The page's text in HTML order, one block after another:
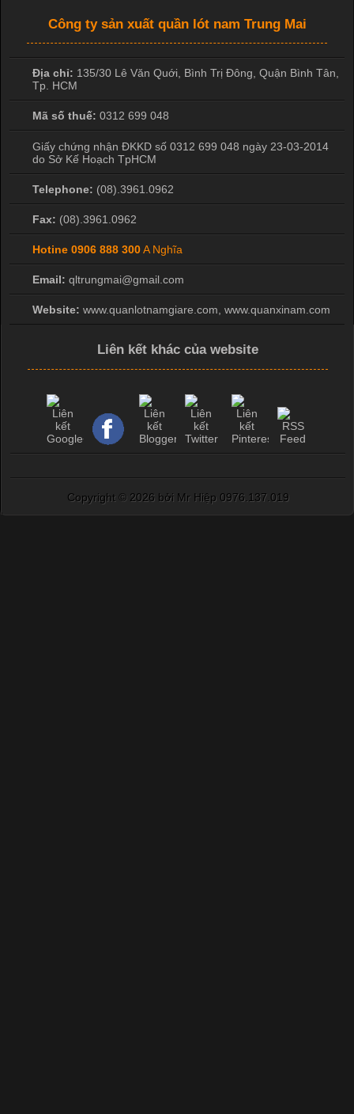
Công ty sản xuất quần lót nam Trung Mai
Địa chỉ: 135/30 Lê Văn Quới, Bình Trị Đông, Quận Bình Tân,
Tp. HCM
Mã số thuế: 0312 699 048
Giấy chứng nhận ĐKKD số 0312 699 048 ngày 23-03-2014
do Sở Kế Hoạch TpHCM
Telephone: (08).3961.0962
Fax: (08).3961.0962
Hotine 0906 888 300A Nghĩa
Email: qltrungmai@gmail.com
Website: www.quanlotnamgiare.com, www.quanxinam.com
Liên kết khác của website
Copyright © 2026 bởi Mr Hiệp 0976.137.019